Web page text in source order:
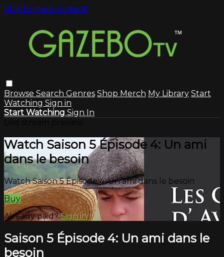
Skip to main content
Browse Search Genres Shop Merch My Library Start
Watching Sign in
Start Watching Sign In
Watch Saison 5 Épisode 4: Un ami
dans le besoin
Watch Saison 5 Épisode 4: Un ami dans le besoin
Buy
Already paid?Sign in
Saison 5 Épisode 4: Un ami dans le
besoin